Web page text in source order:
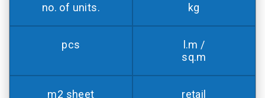
no. of units. kg
pcs
l.m /
sq.m
m2 sheet
retail